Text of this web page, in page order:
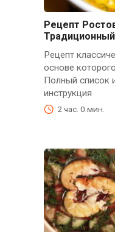
Рецепт
Рецепт
основе
Полный список
инструкция
2 час. 0 мин.